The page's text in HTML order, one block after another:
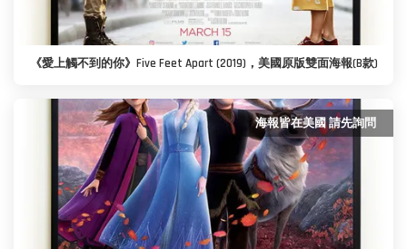
《愛上觸不到的你》Five Feet Apart (2019)，美國原版雙面海報(B款)
海報皆在美國 請先詢問